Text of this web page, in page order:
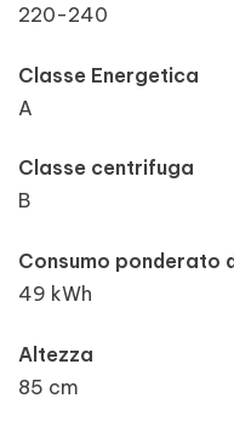
220-240
Classe Energetica
A
Classe centrifuga
B
Consumo ponderato
49 kWh
Altezza
85 cm